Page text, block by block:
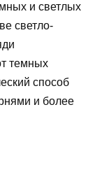
и светлых
светло-
темных
способ
и более